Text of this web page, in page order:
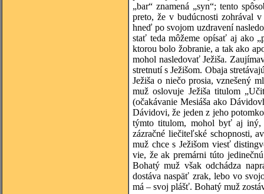
„bar“ znamená „syn“; tento
preto, že v budúcnosti zohrával
hneď po svojom uzdravení
stať teda môžeme opísať aj ako
ktorou bolo žobranie, a tak ako
mohol nasledovať Ježiša.
stretnutí s Ježišom. Obaja
Ježiša o niečo prosia, vznešený
muž oslovuje Ježiša titulom
(očakávanie Mesiáša ako
Dávidovi, že jeden z jeho
týmto titulom, mohol byť aj iný,
zázračné liečiteľské schopnosti,
muž chce s Ježišom viesť
vie, že ak premárni túto
Bohatý muž však odchádza
dostáva naspäť zrak, lebo vo
má – svoj plášť. Bohatý muž